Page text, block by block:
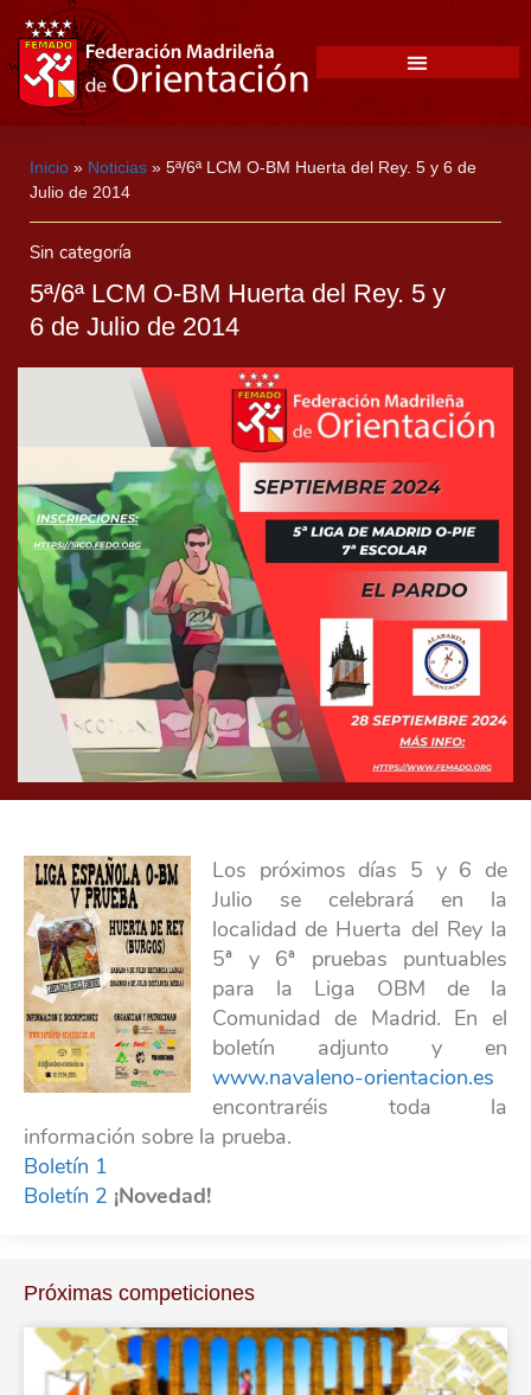
Inicio » Noticias » 5ª/6ª LCM O-BM Huerta del Rey. 5 y 6 de
Julio de 2014
Sin categoría
5ª/6ª LCM O-BM Huerta del Rey. 5 y
6 de Julio de 2014
Los próximos días 5 y 6 de
Julio se celebrará en la
localidad de Huerta del Rey la
5ª y 6ª pruebas puntuables
para la Liga OBM de la
Comunidad de Madrid. En el
boletín adjunto y en
www.navaleno-orientacion.es
encontraréis toda la
información sobre la prueba.
Boletín 1
Boletín 2 ¡Novedad!
Próximas competiciones